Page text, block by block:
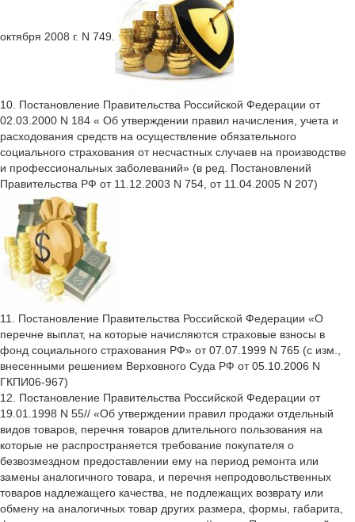
октября 2008 г. N 749.
10. Постановление Правительства Российской Федерации от
02.03.2000 N 184 « Об утверждении правил начисления, учета и
расходования средств на осуществление обязательного
социального страхования от несчастных случаев на производстве
и профессиональных заболеваний» (в ред. Постановлений
Правительства РФ от 11.12.2003 N 754, от 11.04.2005 N 207)
11. Постановление Правительства Российской Федерации «О
перечне выплат, на которые начисляются страховые взносы в
фонд социального страхования РФ» от 07.07.1999 N 765 (с изм.,
внесенными решением Верховного Суда РФ от 05.10.2006 N
ГКПИ06-967)
12. Постановление Правительства Российской Федерации от
19.01.1998 N 55// «Об утверждении правил продажи отдельный
видов товаров, перечня товаров длительного пользования на
которые не распространяется требование покупателя о
безвозмездном предоставлении ему на период ремонта или
замены аналогичного товара, и перечня непродовольственных
товаров надлежащего качества, не подлежащих возврату или
обмену на аналогичных товар других размера, формы, габарита,